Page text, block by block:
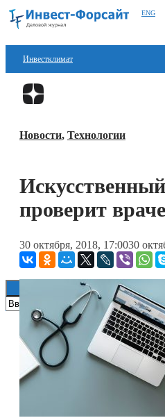
ENG
Инвестклимат
Финансы
Блокчейн
Технологии
Книги
Новости, Технологии
проверит
30 октября, 2018, 17:0030